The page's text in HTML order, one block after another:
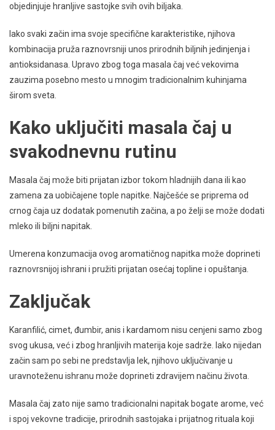
objedinjuje hranljive sastojke svih ovih biljaka.
Iako svaki začin ima svoje specifične karakteristike, njihova
kombinacija pruža raznovrsniji unos prirodnih biljnih jedinjenja i
antioksidanasa. Upravo zbog toga masala čaj već vekovima
zauzima posebno mesto u mnogim tradicionalnim kuhinjama
širom sveta.
Kako uključiti masala čaj u
svakodnevnu rutinu
Masala čaj može biti prijatan izbor tokom hladnijih dana ili kao
zamena za uobičajene tople napitke. Najčešće se priprema od
crnog čaja uz dodatak pomenutih začina, a po želji se može dodati
mleko ili biljni napitak.
Umerena konzumacija ovog aromatičnog napitka može doprineti
raznovrsnijoj ishrani i pružiti prijatan osećaj topline i opuštanja.
Zaključak
Karanfilić, cimet, đumbir, anis i kardamom nisu cenjeni samo zbog
svog ukusa, već i zbog hranljivih materija koje sadrže. Iako nijedan
začin sam po sebi ne predstavlja lek, njihovo uključivanje u
uravnoteženu ishranu može doprineti zdravijem načinu života.
Masala čaj zato nije samo tradicionalni napitak bogate arome, već
i spoj vekovne tradicije, prirodnih sastojaka i prijatnog rituala koji